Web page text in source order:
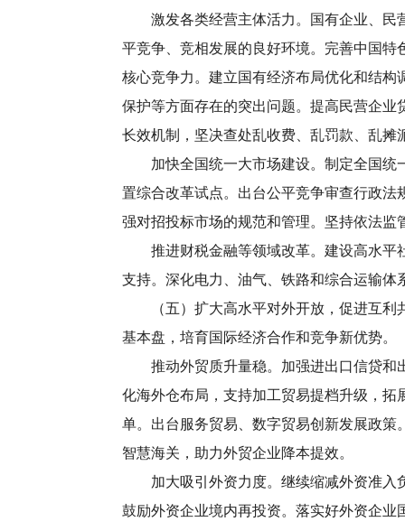
激发各类经营主体活力。国有企业、民营
平竞争、竞相发展的良好环境。完善中国
核心竞争力。建立国有经济布局优化和结
保护等方面存在的突出问题。提高民营企
长效机制，坚决查处乱收费、乱罚款、乱
加快全国统一大市场建设。制定全国统一
置综合改革试点。出台公平竞争审查行政
强对招投标市场的规范和管理。坚持依法
推进财税金融等领域改革。建设高水平社
支持。深化电力、油气、铁路和综合运输
（五）扩大高水平对外开放，促进互利共
基本盘，培育国际经济合作和竞争新优势。
推动外贸质升量稳。加强进出口信贷和出
化海外仓布局，支持加工贸易提档升级，
单。出台服务贸易、数字贸易创新发展政
智慧海关，助力外贸企业降本提效。
加大吸引外资力度。继续缩减外资准入负
鼓励外资企业境内再投资。落实好外资企